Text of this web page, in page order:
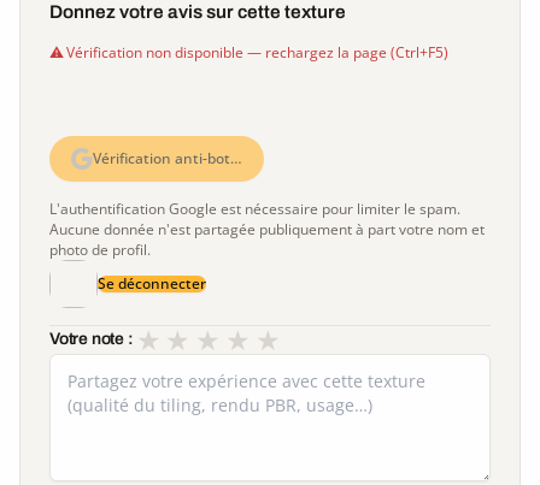
Donnez votre avis sur cette texture
Vérification non disponible — rechargez la page (Ctrl+F5)
Vérification anti-bot…
L'authentification Google est nécessaire pour limiter le spam.
Aucune donnée n'est partagée publiquement à part votre nom et
photo de profil.
Se déconnecter
Votre note : ★
★
★
★
★